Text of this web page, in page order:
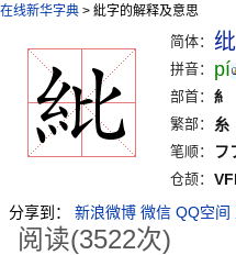
在线新华字典 > 紕字的解释及意思
简体： 纰
拼音： pí
部首： 糹
繁部：
糸
笔顺：
フ
仓颉：
分享到：
新浪微博 微信 QQ空间
阅读(3522次)